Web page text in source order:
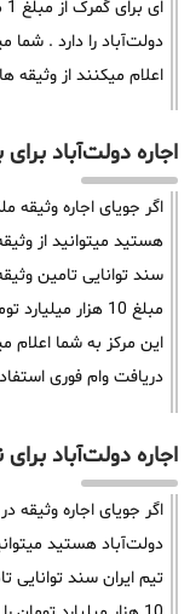
دولت‌آباد را دارد . شما
اعلام میکنند از وثیقه
اجاره دولت‌آباد
اگر جویای اجاره وثیقه
هستید میتوانید از
مبلغ 10 هزار
این مرکز به شما اعلام
دریافت وام فوری
اجاره دولت‌آباد
اگر جویای اجاره وثیقه
دولت‌آباد هستید